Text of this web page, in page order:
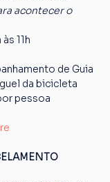
acontecer o
11h
de Guia
da bicicleta
pessoa